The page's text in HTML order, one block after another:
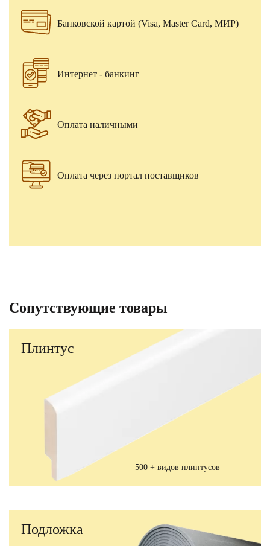
Банковской картой (Visa, Master Card, МИР)
Интернет - банкинг
Оплата наличными
Оплата через портал поставщиков
Сопутствующие товары
Плинтус
500 + видов плинтусов
Подложка